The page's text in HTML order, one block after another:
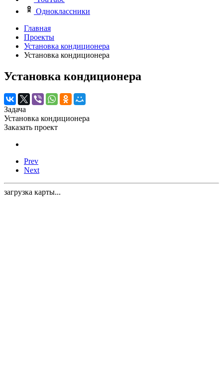
Одноклассники
Главная
Проекты
Установка кондиционера
Установка кондиционера
Установка кондиционера
Задача
Установка кондиционера
Заказать проект
Prev
Next
загрузка карты...